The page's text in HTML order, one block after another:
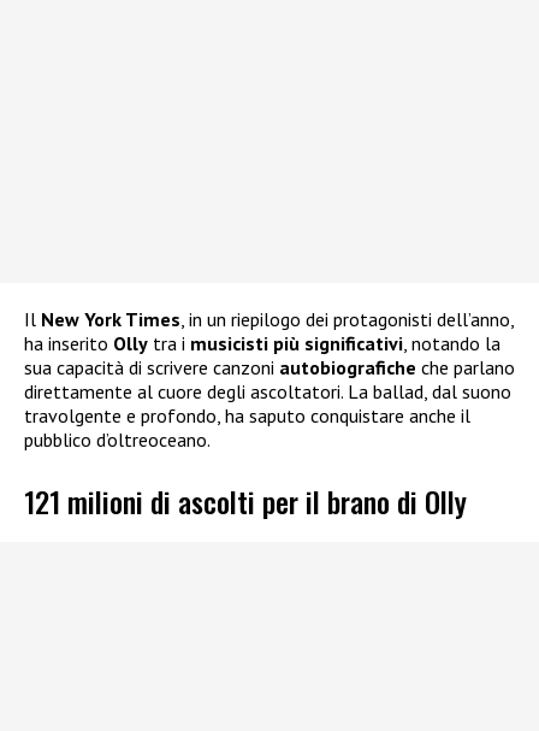
Il New York Times, in un riepilogo dei protagonisti dell’anno,
ha inserito Olly tra i musicisti più significativi, notando la
sua capacità di scrivere canzoni autobiografiche che parlano
direttamente al cuore degli ascoltatori. La ballad, dal suono
travolgente e profondo, ha saputo conquistare anche il
pubblico d’oltreoceano.
121 milioni di ascolti per il brano di Olly